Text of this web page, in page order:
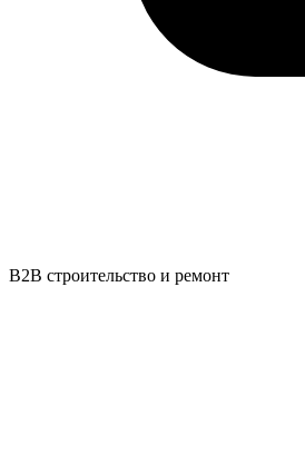
B2B строительство и ремонт